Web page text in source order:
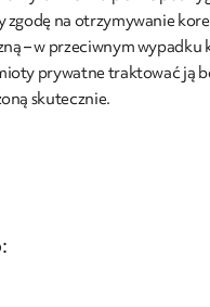
zgodę na otrzymywanie
– w przeciwnym wypadku
prywatne traktować ją
skutecznie.